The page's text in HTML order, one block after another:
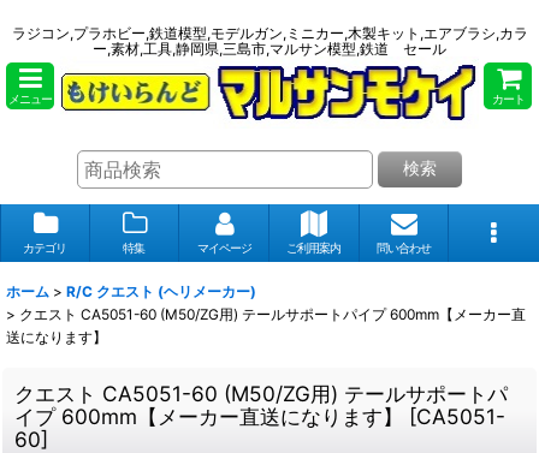
ラジコン,プラホビー,鉄道模型,モデルガン,ミニカー,木製キット,エアブラシ,カラ
ー,素材,工具,静岡県,三島市,マルサン模型,鉄道 セール
メニュー カート
検索
カテゴリ 特集 マイページ ご利用案内 問い合わせ
ホーム > R/C クエスト (ヘリメーカー)
> クエスト CA5051-60 (M50/ZG用) テールサポートパイプ 600mm【メーカー直
送になります】
クエスト CA5051-60 (M50/ZG用) テールサポートパ
イプ 600mm【メーカー直送になります】 [CA5051-
60]